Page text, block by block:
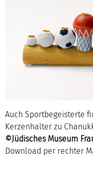
Auch Sportbegeisterte
Kerzenhalter zu
©Jüdisches Museum
Download per rechter